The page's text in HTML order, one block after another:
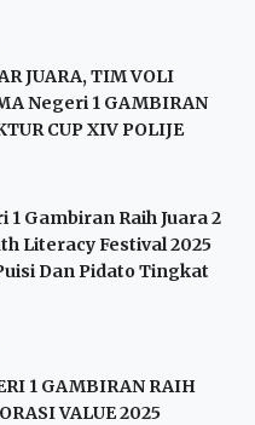
JUARA, TIM VOLI
Negeri 1 GAMBIRAN
CUP XIV POLIJE
1 Gambiran Raih Juara 2
Literacy Festival 2025
Dan Pidato Tingkat
1 GAMBIRAN RAIH
VALUE 2025